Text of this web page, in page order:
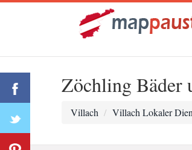
Zöchling Bäder
Villach Villach Lokaler